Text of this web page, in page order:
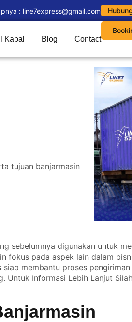
: line7express@gmail.com
Kapal Blog Contact
tujuan banjarmasin
sebelumnya digunakan untuk
fokus pada aspek lain dalam
membantu proses
Untuk Informasi Lebih Lanjut